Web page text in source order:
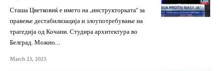
Сташа Цветковиќ е името на „инструкторката“ за
правење дестабилизација и злоупотребување на
трагедија од Кочани. Студира архитектура во
Белград. Можно…
March 23, 2025